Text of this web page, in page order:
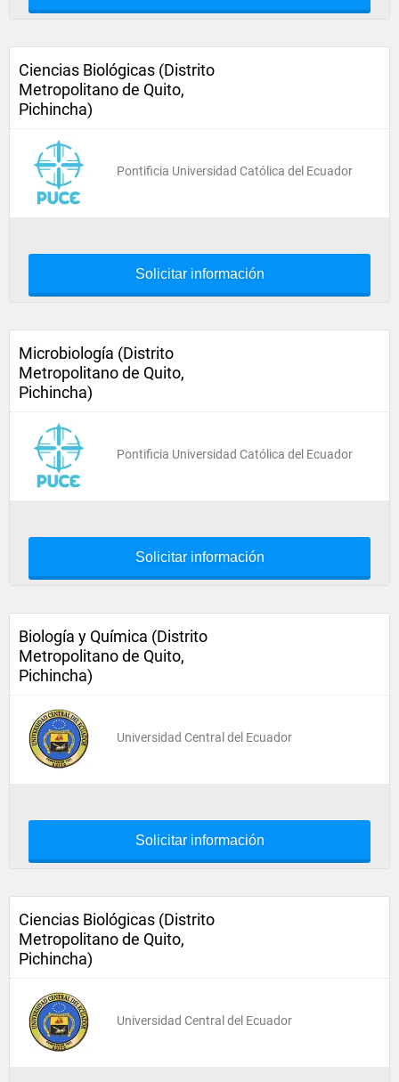
Ciencias Biológicas (Distrito
Metropolitano de Quito,
Pichincha)
Pontificia Universidad Católica del Ecuador
Solicitar información
Microbiología (Distrito
Metropolitano de Quito,
Pichincha)
Pontificia Universidad Católica del Ecuador
Solicitar información
Biología y Química (Distrito
Metropolitano de Quito,
Pichincha)
Universidad Central del Ecuador
Solicitar información
Ciencias Biológicas (Distrito
Metropolitano de Quito,
Pichincha)
Universidad Central del Ecuador